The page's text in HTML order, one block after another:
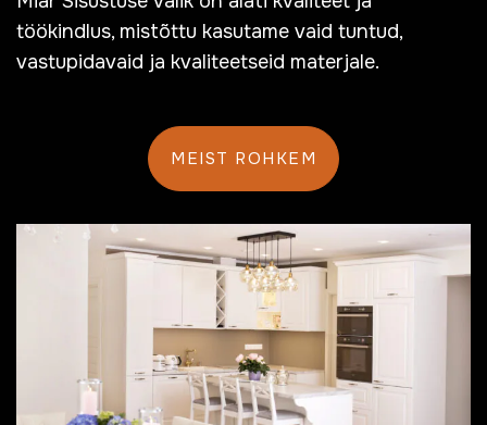
töökindlus, mistõttu kasutame vaid tuntud,
vastupidavaid ja kvaliteetseid materjale.
MEIST ROHKEM